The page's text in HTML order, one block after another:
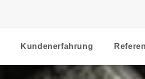
Kundenerfahrung